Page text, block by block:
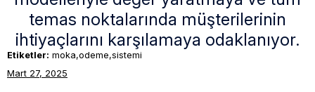
temas noktalarında müşterilerinin
ihtiyaçlarını karşılamaya odaklanıyor.
Etiketler: moka,odeme,sistemi
Mart 27, 2025